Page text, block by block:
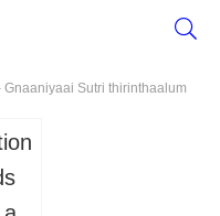
Gnaaniyaai Sutri thirinthaalum